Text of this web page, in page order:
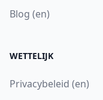
Blog (en)
WETTELIJK
Privacybeleid (en)